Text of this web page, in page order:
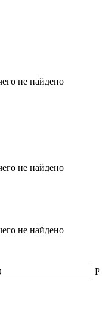
не найдено
не найдено
не найдено
Р